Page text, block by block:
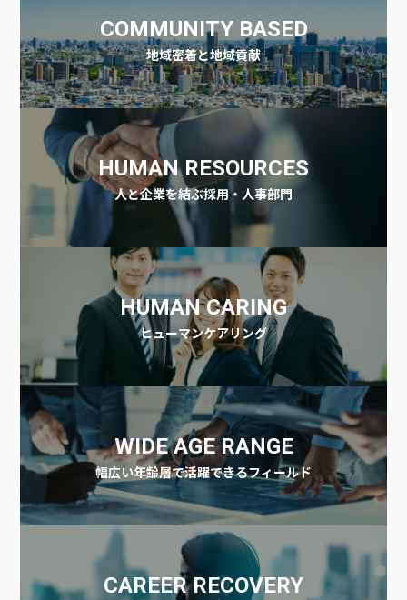
COMMUNITY BASED
地域密着と地域貢献
HUMAN RESOURCES
人と企業を結ぶ採用・人事部門
HUMAN CARING
ヒューマンケアリング
WIDE AGE RANGE
幅広い年齢層で活躍できるフィールド
CAREER RECOVERY